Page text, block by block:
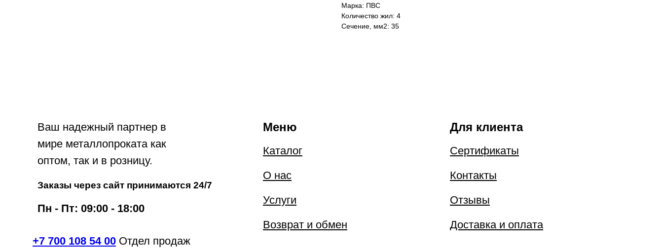
Марка: ПВС
Количество жил: 4
Сечение, мм2: 35
Меню
Ваш надежный партнер в
мире металлопроката как
оптом, так и в розницу.
Каталог
О нас
Услуги
Для клиента
Сертификаты
Контакты
Отзывы
+7 700 108 54 00 Отдел продаж
Заказы через сайт принимаются 24/7
Пн - Пт: 09:00 - 18:00
Доставка и оплата
Возврат и обмен